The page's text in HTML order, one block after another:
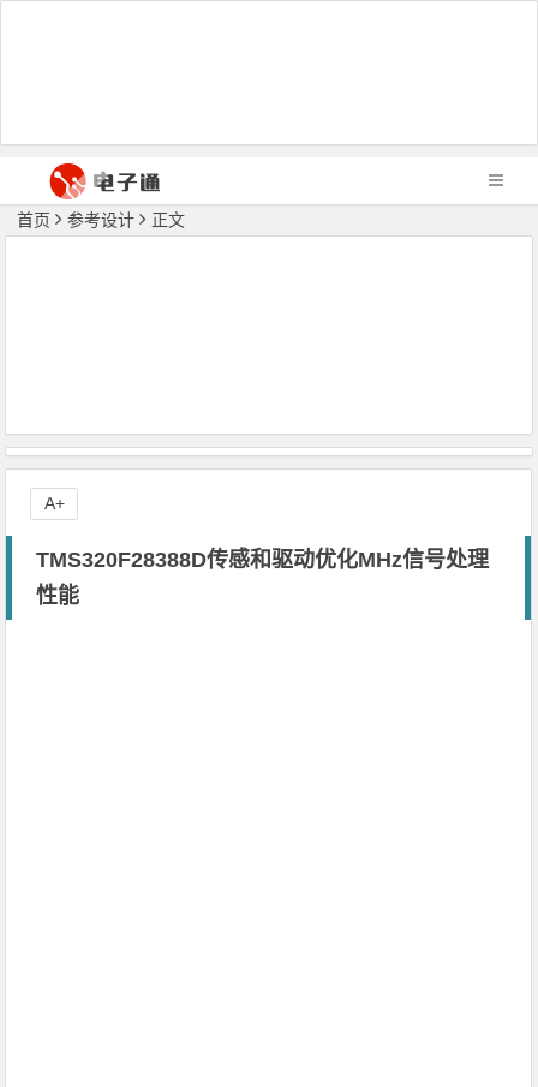
首页 参考设计 正文
​TMS320F28388D传感和驱动优化MHz信号处理
性能
A+